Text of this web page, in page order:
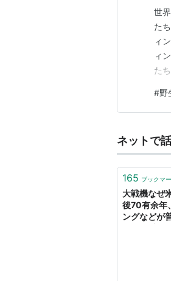
世
た
ィ
ィ
た
#野
ネットで
165 ブックマ
大戦機なぜ
後70有余年
ングなどが